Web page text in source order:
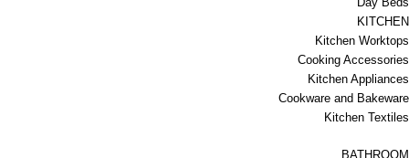
KITCHEN
Kitchen Worktops
Cooking Accessories
Kitchen Appliances
Cookware and Bakeware
Kitchen Textiles
BATHROOM